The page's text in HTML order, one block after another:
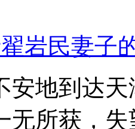
岩民妻子
安地到达
无所获，